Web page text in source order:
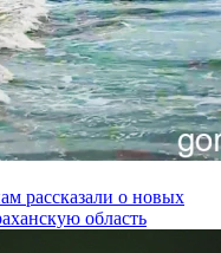
рассказали о новых
область